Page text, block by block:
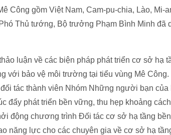
Công gồm Việt Nam, Cam-pu-chia, Lào, Mi-
Thủ tướng, Bộ trưởng Phạm Bình Minh đã
luận về các biện pháp phát triển cơ sở hạ
với bảo vệ môi trường tại tiểu vùng Mê Công.
tác thành viên Nhóm Những người bạn của
đẩy phát triển bền vững, thu hẹp khoảng
động chương trình Đối tác cơ sở hạ tầng
năng lực cho các chuyên gia về cơ sở hạ